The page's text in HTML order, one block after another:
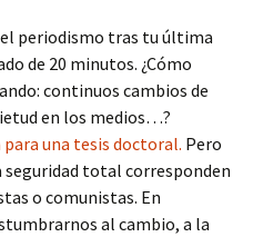
periodismo tras tu última
de 20 minutos. ¿Cómo
continuos cambios de
en los medios…?
una tesis doctoral. Pero
total corresponden
o comunistas. En
al cambio, a la